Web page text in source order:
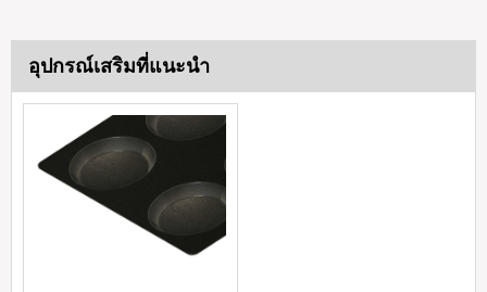
อุปกรณ์เสริมที่แนะนำ